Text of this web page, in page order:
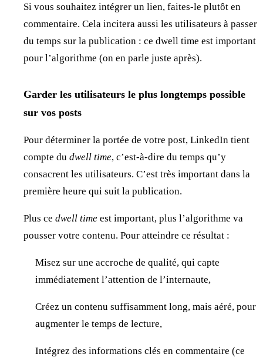
Si vous souhaitez intégrer un lien, faites-le plutôt en
commentaire. Cela incitera aussi les utilisateurs à passer
du temps sur la publication : ce dwell time est important
pour l’algorithme (on en parle juste après).
Garder les utilisateurs le plus longtemps possible
sur vos posts
Pour déterminer la portée de votre post, LinkedIn tient
compte du dwell time, c’est-à-dire du temps qu’y
consacrent les utilisateurs. C’est très important dans la
première heure qui suit la publication.
Plus ce dwell time est important, plus l’algorithme va
pousser votre contenu. Pour atteindre ce résultat :
Misez sur une accroche de qualité, qui capte
immédiatement l’attention de l’internaute,
Créez un contenu suffisamment long, mais aéré, pour
augmenter le temps de lecture,
Intégrez des informations clés en commentaire (ce